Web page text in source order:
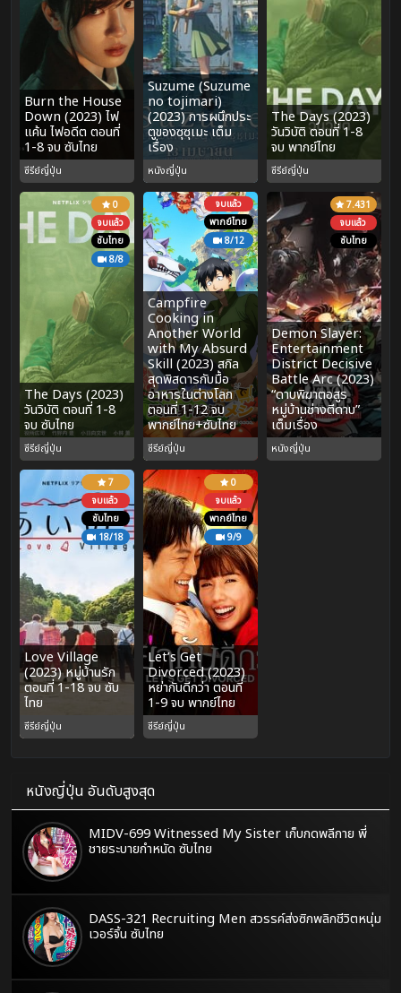
Burn the House
Down (2023) ไฟ
แค้น ไฟอดีต ตอนที่
1-8 จบ ซับไทย
ซีรีย์ญี่ปุ่น
Suzume (Suzume
no tojimari)
(2023) การผนึกประ
ตูของซุซุเมะ เต็ม
เรื่อง
หนังญี่ปุ่น
The Days (2023)
วันวิบัติ ตอนที่ 1-8
จบ พากย์ไทย
ซีรีย์ญี่ปุ่น
0
จบแล้ว
ซับไทย
8/8
The Days (2023)
วันวิบัติ ตอนที่ 1-8
จบ ซับไทย
ซีรีย์ญี่ปุ่น
จบแล้ว
พากย์ไทย
8/12
Campfire
Cooking in
Another World
with My Absurd
Skill (2023) สกิล
สุดพิสดารกับมื้อ
อาหารในต่างโลก
ตอนที่ 1-12 จบ
พากย์ไทย+ซับไทย
ซีรีย์ญี่ปุ่น
7.431
จบแล้ว
ซับไทย
Demon Slayer:
Entertainment
District Decisive
Battle Arc (2023)
“ดาบพิฆาตอสูร
หมู่บ้านช่างตีดาบ”
เต็มเรื่อง
หนังญี่ปุ่น
7
จบแล้ว
ซับไทย
18/18
Love Village
(2023) หมู่บ้านรัก
ตอนที่ 1-18 จบ ซับ
ไทย
ซีรีย์ญี่ปุ่น
0
จบแล้ว
พากย์ไทย
9/9
Let’s Get
Divorced (2023)
หย่ากันดีกว่า ตอนที่
1-9 จบ พากย์ไทย
ซีรีย์ญี่ปุ่น
หนังญี่ปุ่น อันดับสูงสุด
MIDV-699 Witnessed My Sister เก็บกดพลีกาย พี่
ชายระบายกำหนัด ซับไทย
DASS-321 Recruiting Men สวรรค์ส่งซิกพลิกชีวิตหนุ่ม
เวอร์จิ้น ซับไทย